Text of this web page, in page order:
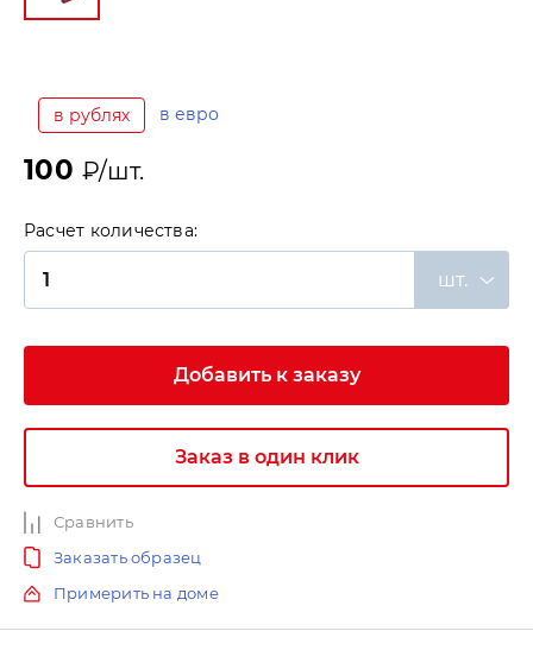
в рублях в евро
100₽/шт.
Расчет количества:
шт.
Добавить к заказу
Заказ в один клик
Сравнить
Заказать образец
Примерить на доме